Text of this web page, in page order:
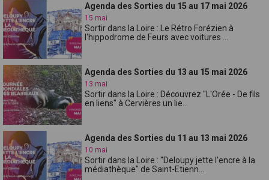
Agenda des Sorties du 15 au 17 mai 2026
15 mai
Sortir dans la Loire : Le Rétro Forézien à
l'hippodrome de Feurs avec voitures ...
Agenda des Sorties du 13 au 15 mai 2026
13 mai
Sortir dans la Loire : Découvrez "L'Orée - De fils
en liens" à Cervières un lie...
Agenda des Sorties du 11 au 13 mai 2026
10 mai
Sortir dans la Loire : "Deloupy jette l'encre à la
médiathèque" de Saint-Etienn...